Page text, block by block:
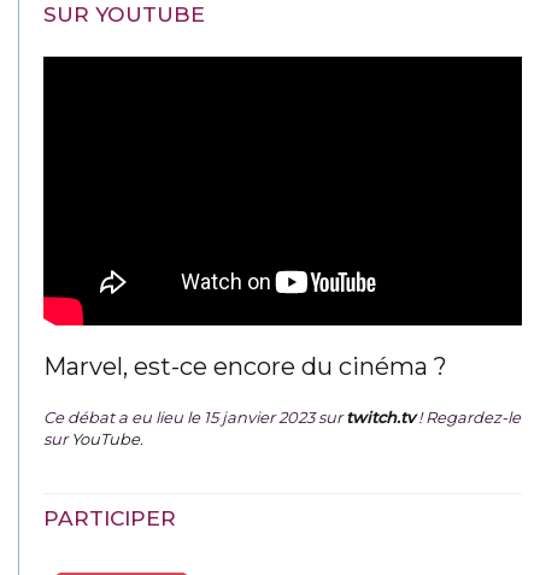
SUR YOUTUBE
Marvel, est-ce encore du cinéma ?
Ce débat a eu lieu le 15 janvier 2023 surtwitch.tv ! Regardez-le
surYouTube.
PARTICIPER